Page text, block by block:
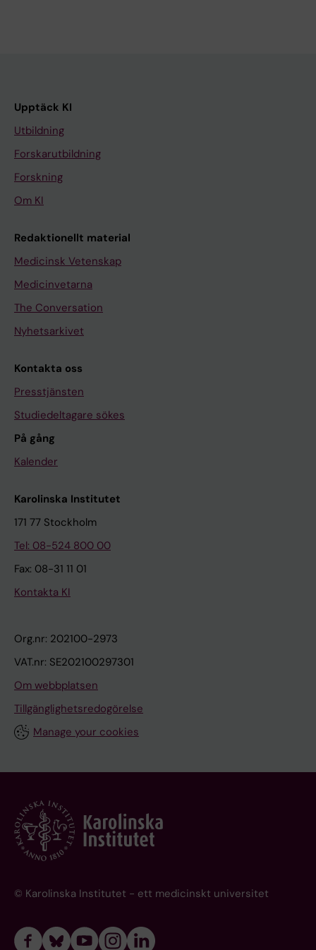
Upptäck KI
Utbildning
Forskarutbildning
Forskning
Om KI
Redaktionellt material
Medicinsk Vetenskap
Medicinvetarna
The Conversation
Nyhetsarkivet
Kontakta oss
Presstjänsten
Studiedeltagare sökes
På gång
Kalender
Karolinska Institutet
171 77 Stockholm
Tel: 08-524 800 00
Fax: 08-31 11 01
Kontakta KI
Org.nr: 202100-2973
VAT.nr: SE202100297301
Om webbplatsen
Tillgänglighetsredogörelse
Manage your cookies
© Karolinska Institutet - ett medicinskt universitet